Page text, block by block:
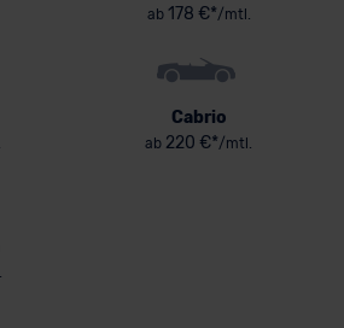
ab178 €*/mtl.
Cabrio
ab 220 €*/mtl.